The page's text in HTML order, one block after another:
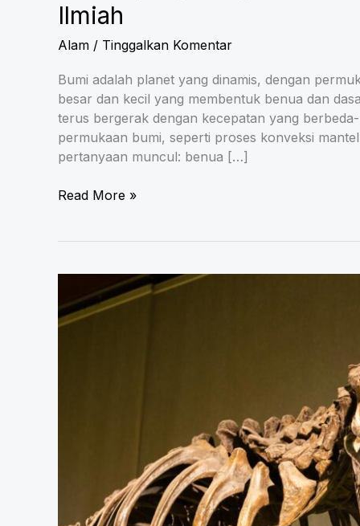
Ilmiah
Alam / Tinggalkan Komentar
Bumi adalah planet yang dinamis, dengan
besar dan kecil yang membentuk benua dan
terus bergerak dengan kecepatan yang
permukaan bumi, seperti proses konveksi
pertanyaan muncul: benua […]
Benua
Cepat
Bumi:
Penjelasan
Read More »